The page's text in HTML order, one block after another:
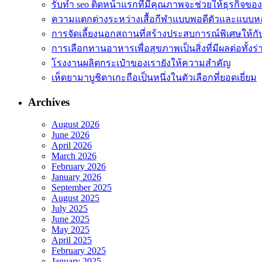
รับทำ seo ติดหน้าแรกที่มีคุณภาพจะช่วยให้ธุรกิจขอ
ความแตกต่างระหว่างเสื้อกีฬาแบบพอดีตัวและแบบห
การจัดเลี้ยงนอกสถานที่สร้างประสบการณ์พิเศษให้กั
การเลือกทานอาหารเพื่อสุขภาพเป็นสิ่งที่มีผลต่อทั้งร่
โรงงานผลิตกระเป๋าของเรายังให้ความสำคัญ
เห็ดยามาบูชิตาเกะถือเป็นหนึ่งในตัวเลือกที่ยอดเยี่ยม
Archives
August 2026
June 2026
April 2026
March 2026
February 2026
January 2026
September 2025
August 2025
July 2025
June 2025
May 2025
April 2025
February 2025